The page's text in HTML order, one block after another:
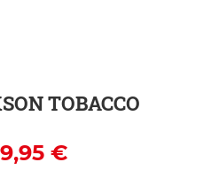
TOBACCO
€